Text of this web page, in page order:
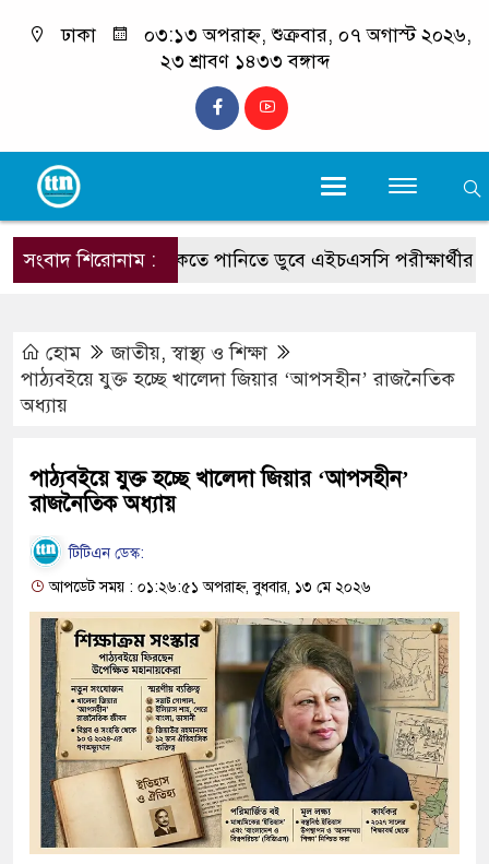
ঢাকা
০৩:১৩ অপরাহ্ন, শুক্রবার, ০৭ অগাস্ট ২০২৬,
২৩ শ্রাবণ ১৪৩৩ বঙ্গাব্দ
সংবাদ শিরোনাম :
সমুদ্রসৈকতে পানিতে ডুবে এইচএসসি পরীক্ষার্থীর মৃত্যু
হোম জাতীয়,স্বাস্থ্য ও শিক্ষা
পাঠ্যবইয়ে যুক্ত হচ্ছে খালেদা জিয়ার ‘আপসহীন’ রাজনৈতিক
অধ্যায়
পাঠ্যবইয়ে যুক্ত হচ্ছে খালেদা জিয়ার ‘আপসহীন’
রাজনৈতিক অধ্যায়
টিটিএন ডেস্ক:
আপডেট সময় : ০১:২৬:৫১ অপরাহ্ন, বুধবার, ১৩ মে ২০২৬